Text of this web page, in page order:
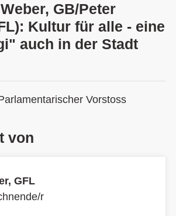
GB/Peter
Kultur für alle - eine
auch in der Stadt
Vorstoss
von
GFL
r